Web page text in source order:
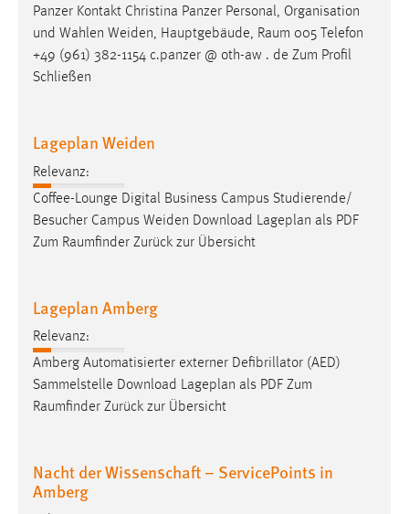
Panzer Kontakt Christina Panzer Personal, Organisation
und Wahlen Weiden, Hauptgebäude, Raum 005 Telefon
+49 (961) 382-1154 c.panzer @ oth-aw . de Zum Profil
Schließen
Lageplan Weiden
Relevanz:
Coffee-Lounge Digital Business Campus Studierende/
Besucher Campus Weiden Download Lageplan als PDF
Zum Raumfinder Zurück zur Übersicht
Lageplan Amberg
Relevanz:
Amberg Automatisierter externer Defibrillator (AED)
Sammelstelle Download Lageplan als PDF Zum
Raumfinder Zurück zur Übersicht
Nacht der Wissenschaft – ServicePoints in
Amberg
EXTERNE MEDIEN
Um Inhalte von Videoplattformen und Social Media
Plattformen anzeigen zu können, werden von diesen
externen Medien Cookies gesetzt.
Vimeo